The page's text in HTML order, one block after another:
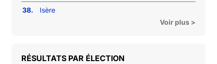
38.
Isère
Voir plus >
RÉSULTATS PAR ÉLECTION